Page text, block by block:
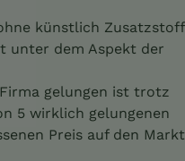
künstlich
unter dem Aspekt der
gelungen ist trotz
5 wirklich gelungenen
Preis auf den